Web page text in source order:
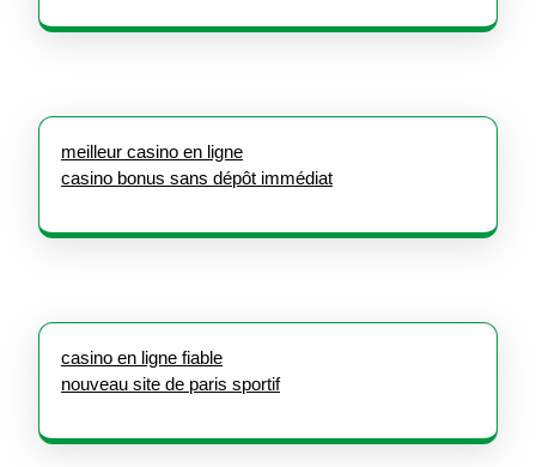
meilleur casino en ligne
casino bonus sans dépôt immédiat
casino en ligne fiable
nouveau site de paris sportif